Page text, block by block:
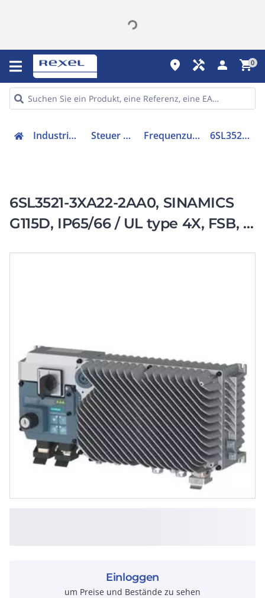
place handyman person shopping_cart0
Industriekomponenten Steuer & Regelgeräte Frequenzumrichter =< 1 kV 6SL35213XA222AA0
6SL3521-3XA22-2AA0, SINAMICS
G115D, IP65/66 / UL type 4X, FSB, 3
Einloggen
um Preise und Bestände zu sehen